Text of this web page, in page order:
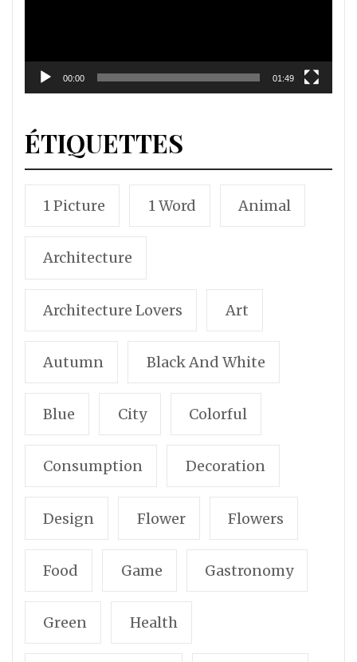
00:00 01:49
ÉTIQUETTES
1 Picture 1 Word Animal
Architecture
Architecture Lovers Art
Autumn Black And White
Blue City Colorful
Consumption Decoration
Design Flower Flowers
Food Game Gastronomy
Green Health